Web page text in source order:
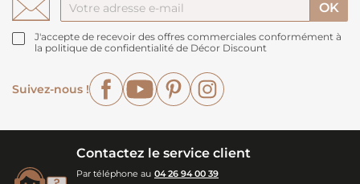
J'accepte de recevoir des offres commerciales conformément à
la politique de confidentialité de Décor Discount
Suivez-nous !
FacebookYouTubePinterest
Contactez le service client
Par téléphone au 04 26 94 00 39